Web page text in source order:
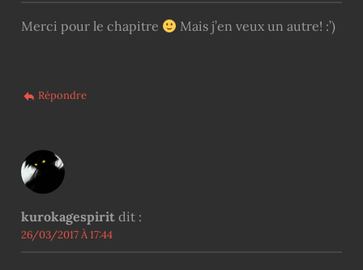
Merci pour le chapitre Mais j’en veux un autre! :’)
Répondre
kurokagespirit dit :
26/03/2017 À 17:44